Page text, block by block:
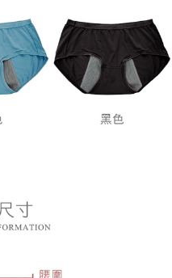
引起之損失，本公司不負相關責
個別帳號之用戶狀況，依本公司即
足之情形，本公司將視審查結果
註冊。若發現惡意使用之情形，
使用額度並採取法律行動。